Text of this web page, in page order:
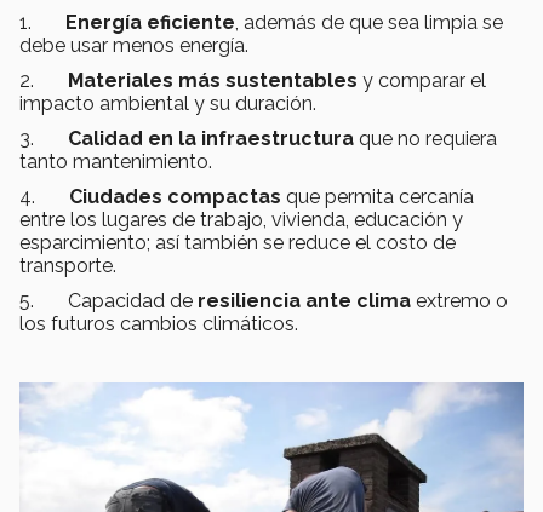
1. Energía eficiente , además de que sea limpia se
debe usar menos energía.
2. Materiales más sustentables y comparar el
impacto ambiental y su duración.
3. Calidad en la infraestructura que no requiera
tanto mantenimiento.
4. Ciudades compactas que permita cercanía
entre los lugares de trabajo, vivienda, educación y
esparcimiento; así también se reduce el costo de
transporte.
5. Capacidad de resiliencia ante clima extremo o
los futuros cambios climáticos.